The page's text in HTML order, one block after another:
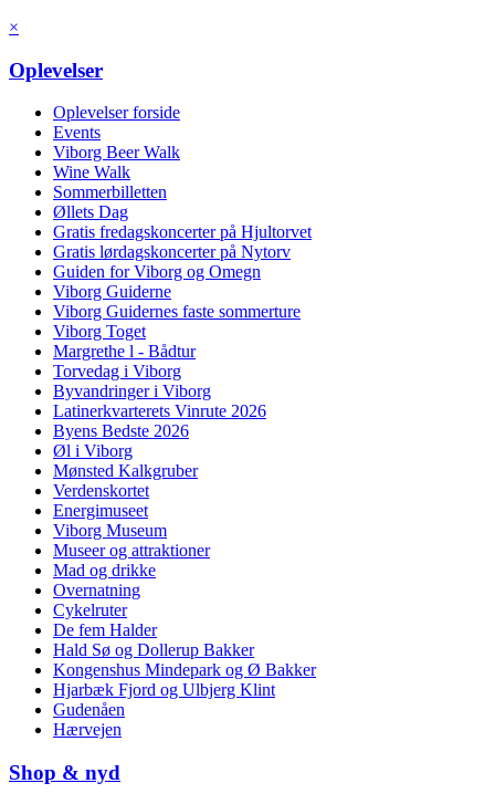
×
Oplevelser
Oplevelser forside
Events
Viborg Beer Walk
Wine Walk
Sommerbilletten
Øllets Dag
Gratis fredagskoncerter på Hjultorvet
Gratis lørdagskoncerter på Nytorv
Guiden for Viborg og Omegn
Viborg Guiderne
Viborg Guidernes faste sommerture
Viborg Toget
Margrethe l - Bådtur
Torvedag i Viborg
Byvandringer i Viborg
Latinerkvarterets Vinrute 2026
Byens Bedste 2026
Øl i Viborg
Mønsted Kalkgruber
Verdenskortet
Energimuseet
Viborg Museum
Museer og attraktioner
Mad og drikke
Overnatning
Cykelruter
De fem Halder
Hald Sø og Dollerup Bakker
Kongenshus Mindepark og Ø Bakker
Hjarbæk Fjord og Ulbjerg Klint
Gudenåen
Hærvejen
Shop & nyd